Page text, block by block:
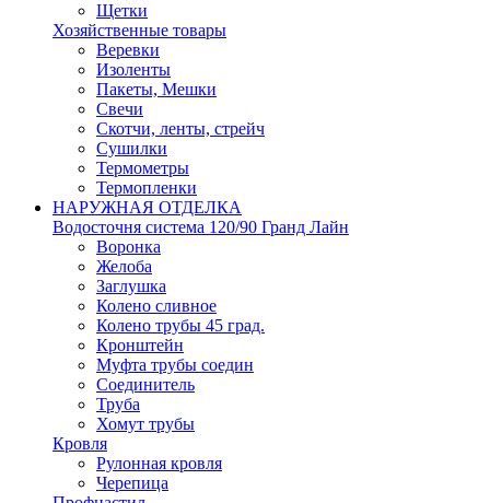
Щетки
Хозяйственные товары
Веревки
Изоленты
Пакеты, Мешки
Свечи
Скотчи, ленты, стрейч
Сушилки
Термометры
Термопленки
НАРУЖНАЯ ОТДЕЛКА
Водосточня система 120/90 Гранд Лайн
Воронка
Желоба
Заглушка
Колено сливное
Колено трубы 45 град.
Кронштейн
Муфта трубы соедин
Соединитель
Труба
Хомут трубы
Кровля
Рулонная кровля
Черепица